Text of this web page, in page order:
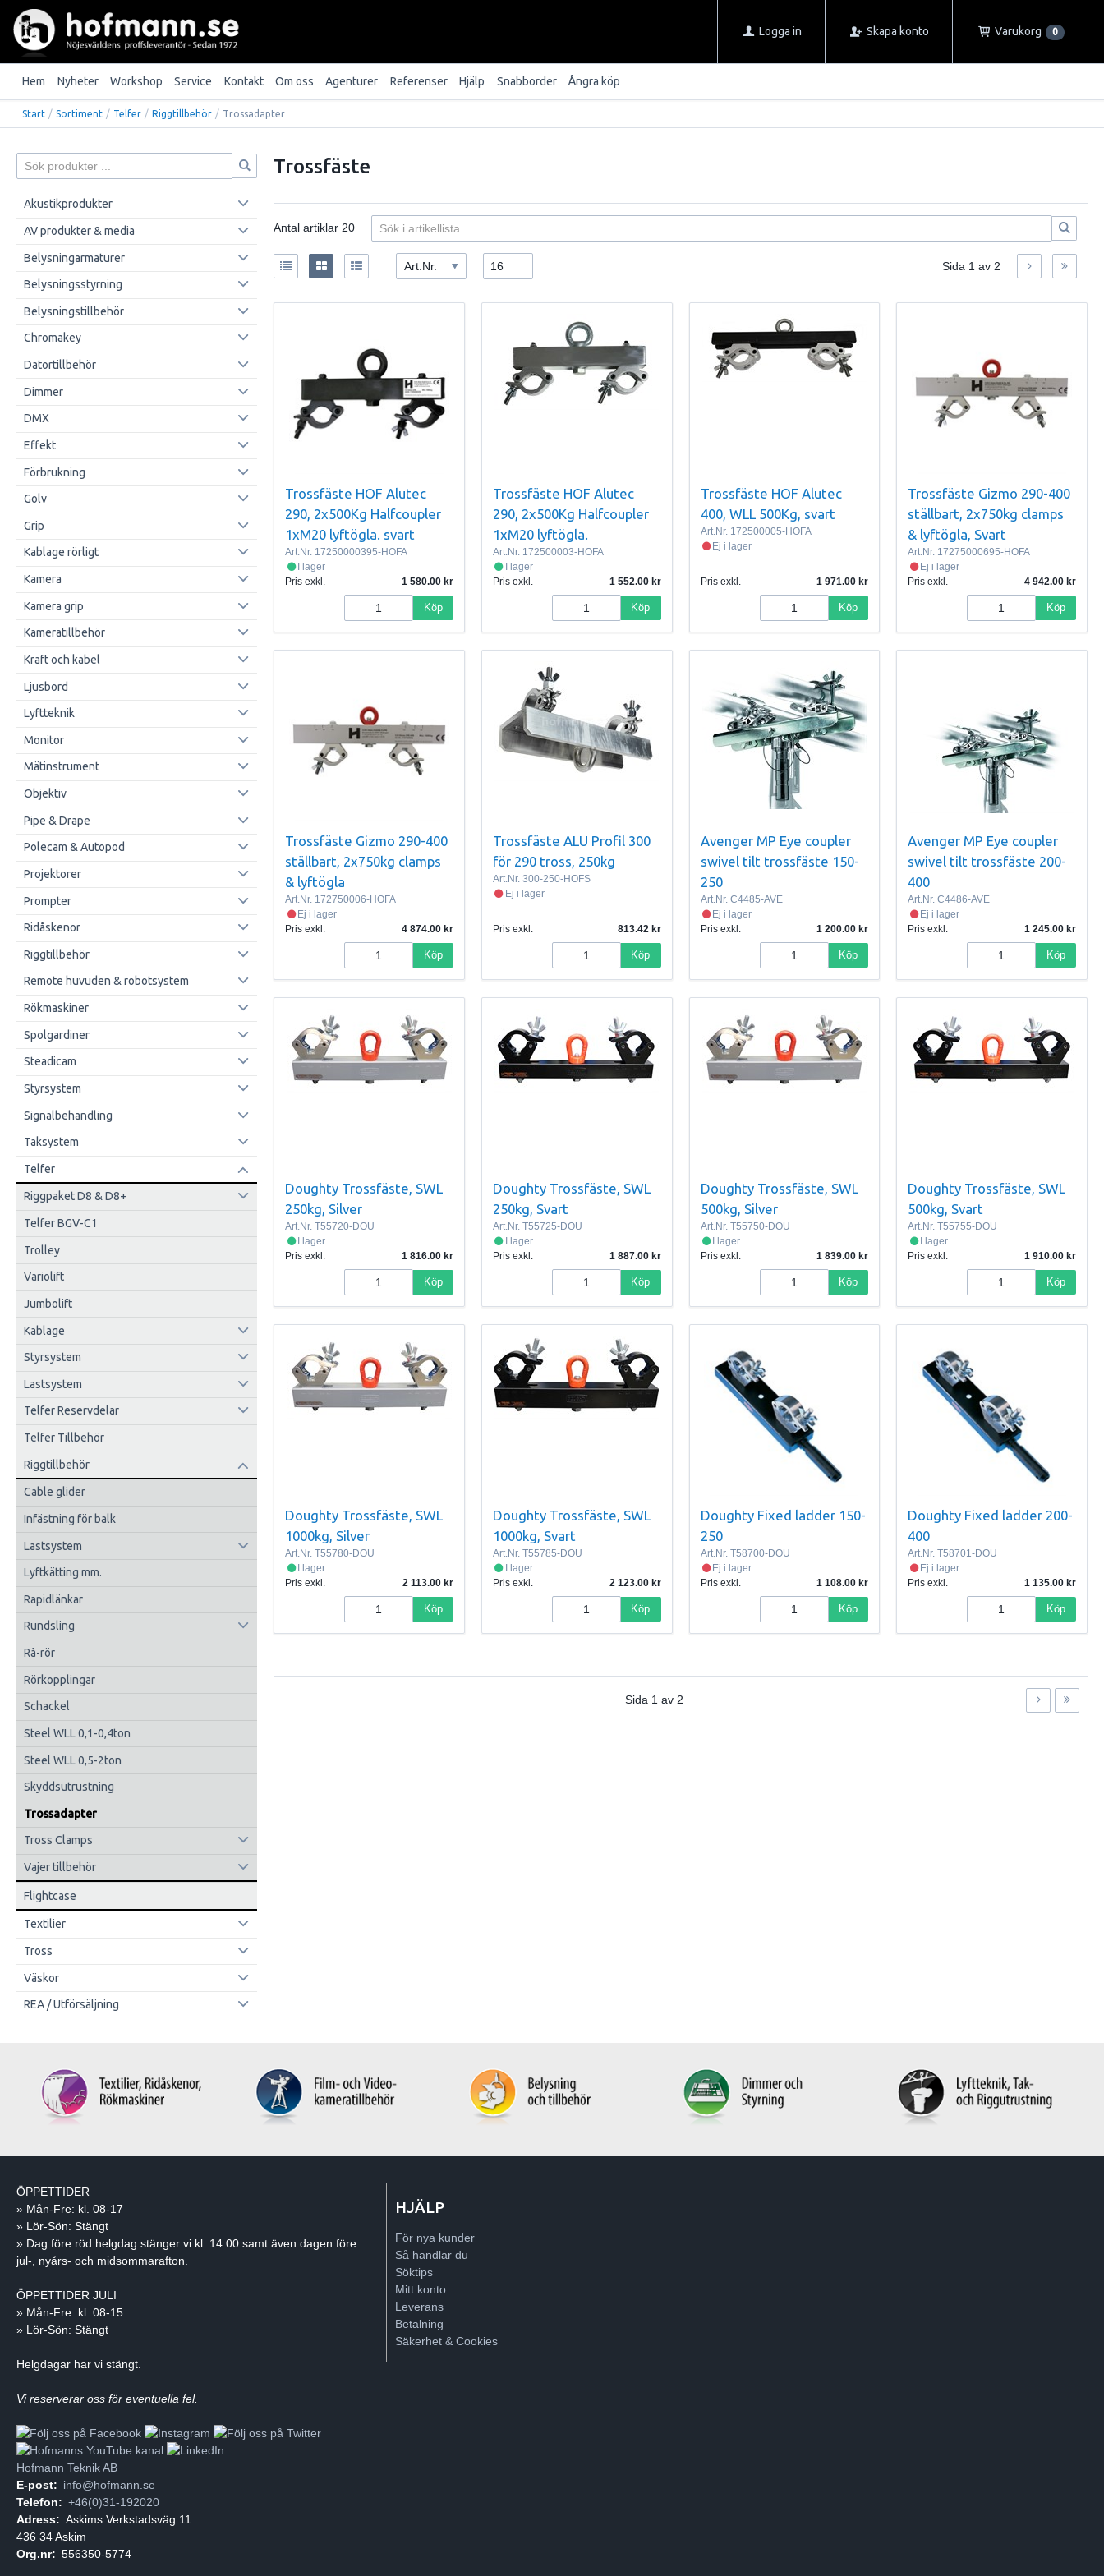
Logga in Skapa konto Varukorg 0
Hem Nyheter Workshop Service Kontakt Om oss Agenturer Referenser Hjälp Snabborder Ångra köp
Start / Sortiment / Telfer / Riggtillbehör / Trossadapter
Akustikprodukter
AV produkter & media
Belysningarmaturer
Belysningsstyrning
Belysningstillbehör
Chromakey
Datortillbehör
Dimmer
DMX
Effekt
Förbrukning
Golv
Grip
Kablage rörligt
Kamera
Kamera grip
Kameratillbehör
Kraft och kabel
Ljusbord
Lyftteknik
Monitor
Mätinstrument
Objektiv
Pipe & Drape
Polecam & Autopod
Projektorer
Prompter
Ridåskenor
Riggtillbehör
Remote huvuden & robotsystem
Rökmaskiner
Spolgardiner
Steadicam
Styrsystem
Signalbehandling
Taksystem
Telfer
Riggpaket D8 & D8+
Telfer BGV-C1
Trolley
Variolift
Jumbolift
Kablage
Styrsystem
Lastsystem
Telfer Reservdelar
Telfer Tillbehör
Riggtillbehör
Cable glider
Infästning för balk
Lastsystem
Lyftkätting mm.
Rapidlänkar
Rundsling
Rå-rör
Rörkopplingar
Schackel
Steel WLL 0,1-0,4ton
Steel WLL 0,5-2ton
Skyddsutrustning
Trossadapter
Tross Clamps
Vajer tillbehör
Flightcase
Textilier
Tross
Väskor
REA / Utförsäljning
Trossfäste
Antal artiklar20
Art.Nr. 16 Sida 1 av 2
Trossfäste HOF Alutec
290, 2x500Kg Halfcoupler
1xM20 lyftögla. svart
Art.Nr. 17250000395-HOFA
I lager
Pris exkl.
1 580.00
Köp
Trossfäste HOF Alutec
290, 2x500Kg Halfcoupler
1xM20 lyftögla.
Art.Nr. 172500003-HOFA
I lager
Pris exkl.
1 552.00
Köp
Trossfäste HOF Alutec
400, WLL 500Kg, svart
Art.Nr. 172500005-HOFA
Ej i lager
Pris exkl. 1 971.00
Köp
Trossfäste Gizmo 290-400
ställbart, 2x750kg clamps
& lyftögla, Svart
Art.Nr. 17275000695-HOFA
Ej i lager
Pris exkl.
4 942.00
Köp
Trossfäste Gizmo 290-400
ställbart, 2x750kg clamps
& lyftögla
Art.Nr. 172750006-HOFA
Ej i lager
Pris exkl.
4 874.00
Köp
Trossfäste ALU Profil 300
för 290 tross, 250kg
Art.Nr. 300-250-HOFS
Ej i lager
Pris exkl. 813.42
Köp
Avenger MP Eye coupler
swivel tilt trossfäste 150-
250
Art.Nr. C4485-AVE
Ej i lager
Pris exkl.
1 200.00
Köp
Avenger MP Eye coupler
swivel tilt trossfäste 200-
400
Art.Nr.C4486-AVE
Ej i lager
Pris exkl.
1 245.00
Köp
Doughty Trossfäste, SWL
250kg, Silver
Art.Nr.T55720-DOU
I lager
Pris exkl.
1 816.00
Köp
Doughty Trossfäste, SWL
250kg, Svart
Art.Nr. T55725-DOU
I lager
Pris exkl.
1 887.00
Köp
Doughty Trossfäste, SWL
500kg, Silver
Art.Nr. T55750-DOU
I lager
Pris exkl.
1 839.00
Köp
Doughty Trossfäste, SWL
500kg, Svart
Art.Nr.T55755-DOU
I lager
Pris exkl.
1 910.00
Köp
Doughty Trossfäste, SWL
1000kg, Silver
Art.Nr.T55780-DOU
I lager
Pris exkl.
2 113.00
Köp
Doughty Trossfäste, SWL
1000kg, Svart
Art.Nr. T55785-DOU
I lager
Pris exkl.
2 123.00
Köp
Doughty Fixed ladder 150-
250
Art.Nr. T58700-DOU
Ej i lager
Pris exkl.
1 108.00
Köp
Doughty Fixed ladder 200-
400
Art.Nr.T58701-DOU
Ej i lager
Pris exkl.
1 135.00
Köp
Sida 1 av 2
ÖPPETTIDER
» Mån-Fre: kl. 08-17
» Lör-Sön: Stängt
» Dag före röd helgdag stänger vi kl. 14:00 samt även dagen före
jul-, nyårs- och midsommarafton.
ÖPPETTIDER JULI
» Mån-Fre: kl. 08-15
» Lör-Sön: Stängt
Helgdagar har vi stängt.
Vi reserverar oss för eventuella fel.
Hofmann Teknik AB
E-post: info@hofmann.se
Telefon: +46(0)31-192020
Adress: Askims Verkstadsväg 11
436 34 Askim
Org.nr: 556350-5774
HJÄLP
För nya kunder
Så handlar du
Söktips
Mitt konto
Leverans
Betalning
Säkerhet & Cookies